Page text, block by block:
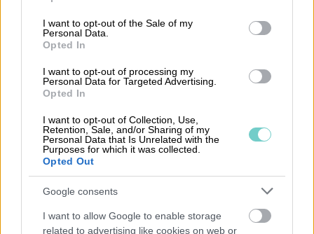
use your data for below specified purposes in below Google
consent section.
I want to opt-out of the Sale of my
Personal Data.
Opted In
I want to opt-out of processing my
Personal Data for Targeted Advertising.
Opted In
I want to opt-out of Collection, Use,
Retention, Sale, and/or Sharing of my
Personal Data that Is Unrelated with the
Purposes for which it was collected.
Opted Out
Google consents
I want to allow Google to enable storage
related to advertising like cookies on web or
det en mängd resurser tillgängliga. Att känna till
Vad är Bolagsverket?
Vad är E-faktura?
exempel på viktiga koncept. Dessutom är det
viktigt att ha kunskap om
Anläggningstillgångar?och att förstå
Balansräkning?för att kunna tolka och analysera
ett företags finansiella ställning.
fördelar för företagare och ekonomiansvariga.